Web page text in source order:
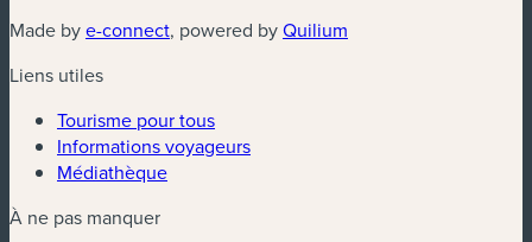
Made bye-connect(nouvelle fenêtre)
, powered byQuilium
Liens utiles
Tourisme pour tous
Informations voyageurs
Médiathèque
À ne pas manquer